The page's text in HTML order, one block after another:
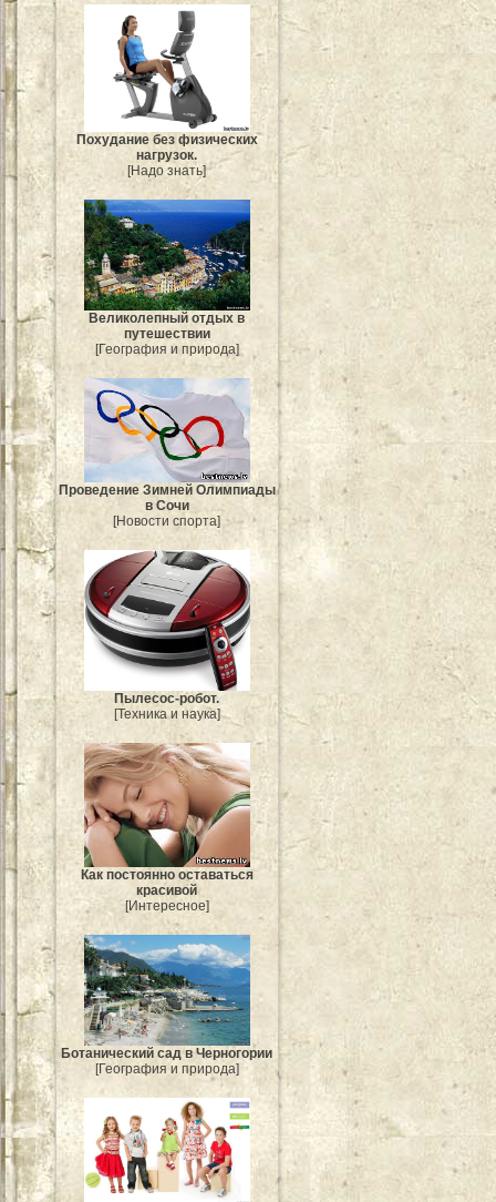
Похудание без физических
нагрузок.
[Надо знать]
Великолепный отдых в
путешествии
[География и природа]
Проведение Зимней Олимпиады
в Сочи
[Новости спорта]
Пылесос-робот.
[Техника и наука]
Как постоянно оставаться
красивой
[Интересное]
Ботанический сад в Черногории
[География и природа]